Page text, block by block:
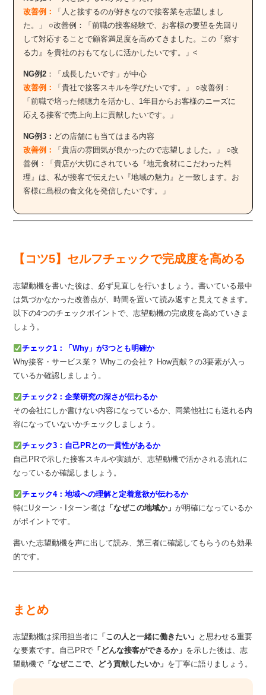
改善例：
「人と接するのが好きなので接客業を志望しまし
た。」 ○改善例：「前職の接客経験で、お客様の要望を先回り
して対応することで顧客満足度を高めてきました。この『察す
る力』を貴社のおもてなしに活かしたいです。」<
NG例2 ：「成長したいです」が中心
改善例：
「貴社で接客スキルを学びたいです。」 ○改善例：
「前職で培った傾聴力を活かし、1年目からお客様のニーズに
応える接客で売上向上に貢献したいです。」
NG例3： どの店舗にも当てはまる内容
改善例：
「貴店の雰囲気が良かったので志望しました。」 ○改
善例：「貴店が大切にされている『地元食材にこだわった料
理』は、私が接客で伝えたい『地域の魅力』と一致します。お
客様に島根の食文化を発信したいです。」
【コツ5】セルフチェックで完成度を高める
志望動機を書いた後は、必ず見直しを行いましょう。書いている最中
は気づかなかった改善点が、時間を置いて読み返すと見えてきます。
以下の4つのチェックポイントで、志望動機の完成度を高めていきま
しょう。
チェック1：「Why」が3つとも明確か
Why接客・サービス業？ Whyこの会社？ How貢献？の3要素が入っ
ているか確認しましょう。
チェック2：企業研究の深さが伝わるか
その会社にしか書けない内容になっているか、同業他社にも送れる内
容になっていないかチェックしましょう。
チェック3：自己PRとの一貫性があるか
自己PRで示した接客スキルや実績が、志望動機で活かされる流れに
なっているか確認しましょう。
チェック4：地域への理解と定着意欲が伝わるか
特にUターン・Iターン者は 「なぜこの地域か」が明確になっているか
がポイントです。
書いた志望動機を声に出して読み、第三者に確認してもらうのも効果
的です。
まとめ
志望動機は採用担当者に 「この人と一緒に働きたい」 と思わせる重要
な要素です。自己PRで 「どんな接客ができるか」 を示した後は、志
望動機で 「なぜここで、どう貢献したいか」 を丁寧に語りましょう。